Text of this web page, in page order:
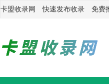
卡盟收录网 快速发布收录 免费